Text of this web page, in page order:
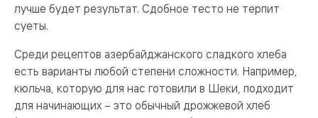
лучше будет результат. Сдобное тесто не терпит
суеты.
Среди рецептов азербайджанского сладкого хлеба
есть варианты любой степени сложности. Например,
кюльча, которую для нас готовили в Шеки, подходит
для начинающих – это обычный дрожжевой хлеб